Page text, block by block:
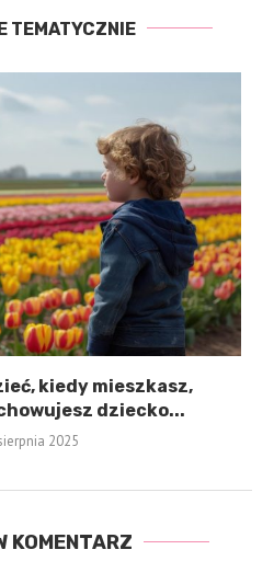
TEMATYCZNIE
kiedy mieszkasz,
dziecko...
2025
KOMENTARZ